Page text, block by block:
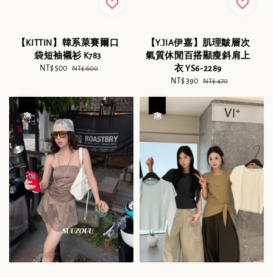
【KITTIN】韓系萊賽爾口
袋短袖襯衫 K783
Sale
NT$ 500 Regular
NT$ 600
【Y.JIA伊嘉】肌理皺層次
氣質休閒百搭顯瘦斜肩上
衣 YS6-2289
Sale
NT$ 390 Regular
NT$ 470